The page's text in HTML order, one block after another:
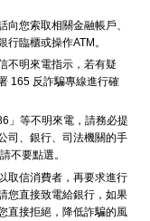
您索取相關金融帳戶、
臨櫃或操作ATM。
不明來電指示，若有疑
165 反詐騙專線進行確
」等不明來電，請務必提
司、銀行、司法機關的手
不要點選。
取信消費者，再要求進行
您直接致電給銀行，如果
直接拒絕，降低詐騙的風